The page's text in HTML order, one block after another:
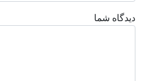
دیدگاه شما